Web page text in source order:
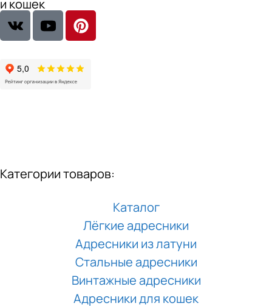
и кошек
Категории товаров:
Каталог
Лёгкие адресники
Адресники из латуни
Стальные адресники
Винтажные адресники
Адресники для кошек